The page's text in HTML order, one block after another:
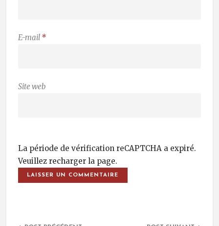
E-mail *
Site web
La période de vérification reCAPTCHA a expiré.
Veuillez recharger la page.
Post Navigation